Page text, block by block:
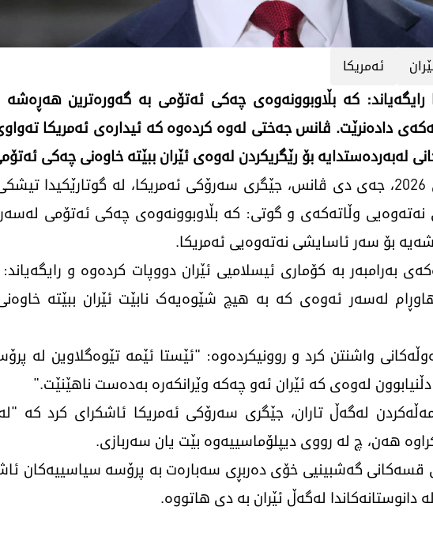
ئەمریکا
کە بڵاوبوونەوەی چەکی ئەتۆمی بە گەورەترین
دادەنرێت. ڤانس جەختی لەوە کردەوە کە ئیدارەی ئەمریکا
لەبەردەستدایە بۆ رێگریکردن لەوەی ئێران ببێتە خاوەنی چەکی
چوارشەممە، 13ـی ئایاری 2026، جەی دی ڤانس، جێگری سەرۆکی ئەمریکا، لە گوتارێکیدا
نەتەوەیی وڵاتەکەی و گوتی: کە بڵاوبوونەوەی چەکی ئەتۆمی
بۆ سەر ئاسایشی نەتەوەیی ئەمریکا.
بەرامبەر بە کۆماری ئیسلامیی ئێران دووپات کردەوە و
لەسەر ئەوەی کە بە هیچ شێوەیەک نابێت ئێران ببێتە
واشنتن کرد و روونیکردەوە: "ئێستا ئێمە تێوەگلاوین لە
لەوەی کە ئێران ئەو چەکە وێرانکەرە بەدەست ناهێنێت."
لەگەڵ تاران، جێگری سەرۆکی ئەمریکا ئاشکرای کرد کە
هەن، چ لە رووی دیپلۆماسییەوە بێت یان سەربازی.
گەشبینیی خۆی دەربڕی سەبارەت بە پرۆسە سیاسییەکان
لەگەڵ ئێران بە دی هاتووە.